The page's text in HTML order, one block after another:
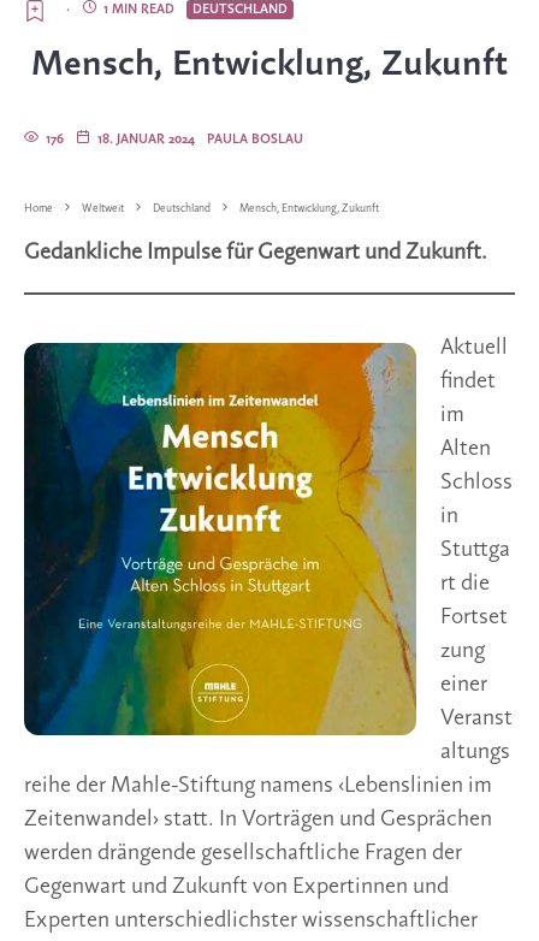
DEUTSCHLAND
1 MIN READ
·
Mensch, Entwicklung, Zukunft
PAULA BOSLAU
18. JANUAR 2024
176
Home Weltweit Deutschland Mensch, Entwicklung, Zukunft
Gedankliche Impulse für Gegenwart und Zukunft.
Aktuell
findet
im
Alten
Schloss
in
Stuttga
rt die
Fortset
zung
einer
Veranst
altungs
reihe der Mahle-Stiftung namens ‹Lebenslinien im
Zeitenwandel› statt. In Vorträgen und Gesprächen
werden drängende gesellschaftliche Fragen der
Gegenwart und Zukunft von Expertinnen und
Experten unterschiedlichster wissenschaftlicher